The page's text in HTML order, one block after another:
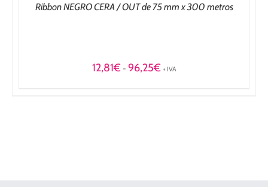
Ribbon NEGRO CERA / OUT de 75 mm x 300 metros
12,81€ - 96,25€Rango
+ IVA